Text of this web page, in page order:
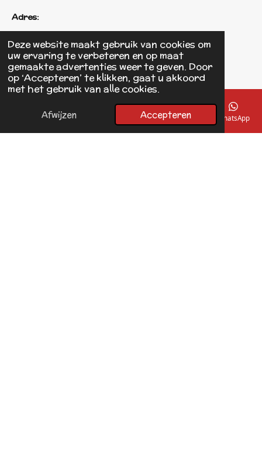
Deze website maakt gebruik van cookies om
uw ervaring te verbeteren en op maat
gemaakte advertenties weer te geven. Door
op ‘Accepteren’ te klikken, gaat u akkoord
met het gebruik van alle cookies.
Afwijzen Accepteren
Adres:
Einsteinstraat 125
1433 KH Kudelstaart
F
a
o
© 2017 - 2026 Linda's Dierplaza
E-mailadres Telefoonnummer Kaart Facebook WhatsApp